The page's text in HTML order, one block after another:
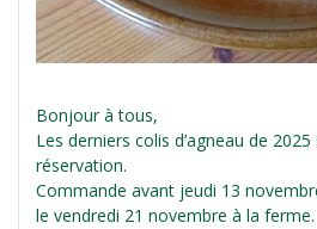
Bonjour à tous,
Les derniers colis d’agneau de
réservation.
Commande avant jeudi 13
le vendredi 21 novembre à la ferme.